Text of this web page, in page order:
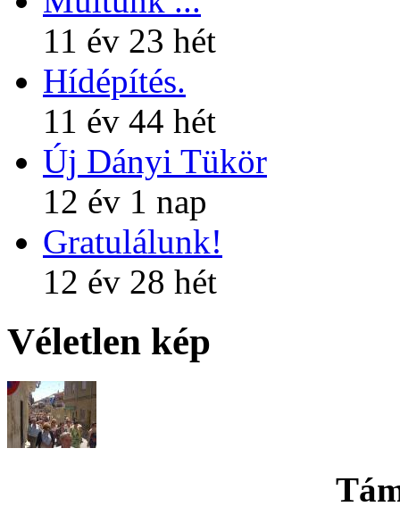
11 év 23 hét
Hídépítés.
11 év 44 hét
Új Dányi Tükör
12 év 1 nap
Gratulálunk!
12 év 28 hét
Véletlen kép